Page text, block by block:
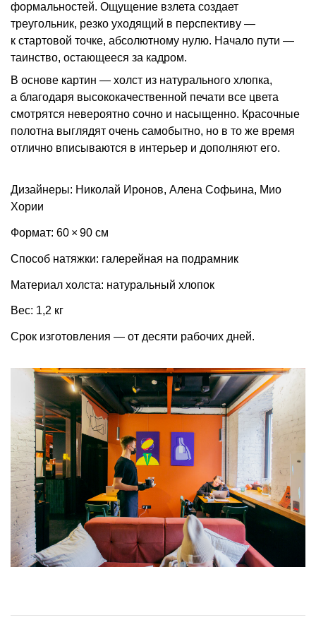
формальностей. Ощущение взлета создает
треугольник, резко уходящий в перспективу —
к стартовой точке, абсолютному нулю. Начало пути —
таинство, остающееся за кадром.
В основе картин — холст из натурального хлопка,
а благодаря высококачественной печати все цвета
смотрятся невероятно сочно и насыщенно. Красочные
полотна выглядят очень самобытно, но в то же время
отлично вписываются в интерьер и дополняют его.
Дизайнеры: Николай Иронов, Алена Софьина, Мио
Хории
Формат: 60 × 90 см
Способ натяжки: галерейная на подрамник
Материал холста: натуральный хлопок
Вес: 1,2 кг
Срок изготовления — от десяти рабочих дней.